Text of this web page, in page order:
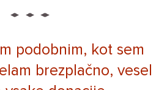
podobnim, kot sem
brezplačno, vesel